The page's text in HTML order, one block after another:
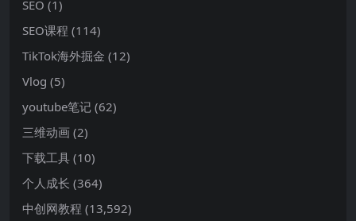
SEO (1)
SEO课程 (114)
TikTok海外掘金 (12)
Vlog (5)
youtube笔记 (62)
三维动画 (2)
下载工具 (10)
个人成长 (364)
中创网教程 (13,592)